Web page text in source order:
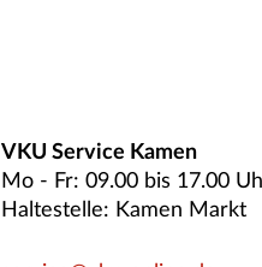
VKU Service Kamen
Mo - Fr: 09.00 bis 17.00
Haltestelle: Kamen Markt